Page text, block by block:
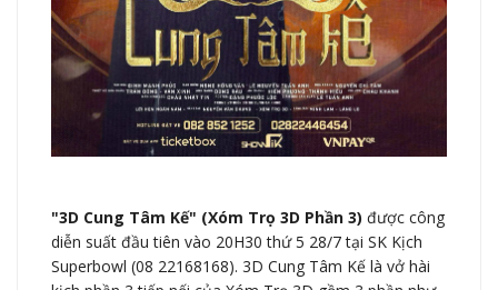
"3D Cung Tâm Kế" (Xóm Trọ 3D Phần 3) được công
diễn suất đầu tiên vào 20H30 thứ 5 28/7 tại SK Kịch
Superbowl (08 22168168). 3D Cung Tâm Kế là vở hài